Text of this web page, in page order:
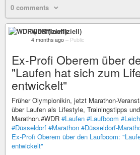
0 comments
WDR (inoffiziell)
4 months ago – Public
Ex-Profi Oberem über
"Laufen hat sich zum
entwickelt"
Früher Olympionikin, jetzt Marathon-
über Laufen als Lifestyle, Trainingstipps
Marathon.#WDR #Laufen #Laufboom
#Düsseldorf #Marathon #Düsseldorf-
Ex-Profi Oberem über den Laufboom:
entwickelt"